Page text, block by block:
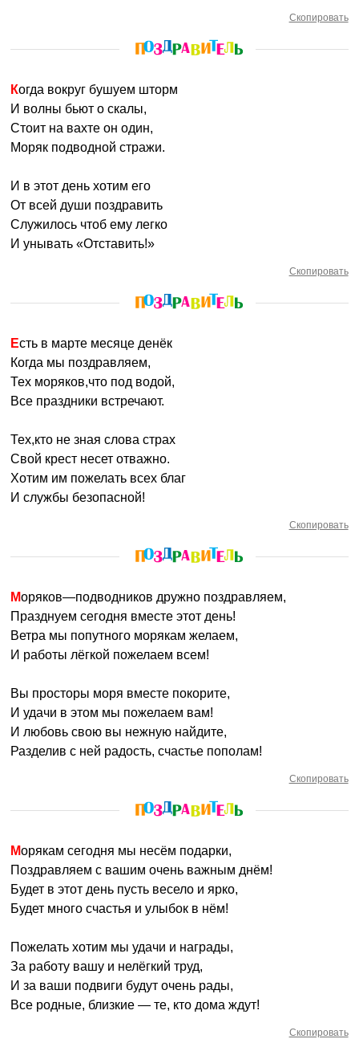
Скопировать
Когда вокруг бушуем шторм
И волны бьют о скалы,
Стоит на вахте он один,
Моряк подводной стражи.
И в этот день хотим его
От всей души поздравить
Служилось чтоб ему легко
И унывать «Отставить!»
Скопировать
Есть в марте месяце денёк
Когда мы поздравляем,
Тех моряков,что под водой,
Все праздники встречают.
Тех,кто не зная слова страх
Свой крест несет отважно.
Хотим им пожелать всех благ
И службы безопасной!
Скопировать
Моряков—подводников дружно поздравляем,
Празднуем сегодня вместе этот день!
Ветра мы попутного морякам желаем,
И работы лёгкой пожелаем всем!
Вы просторы моря вместе покорите,
И удачи в этом мы пожелаем вам!
И любовь свою вы нежную найдите,
Разделив с ней радость, счастье пополам!
Скопировать
Морякам сегодня мы несём подарки,
Поздравляем с вашим очень важным днём!
Будет в этот день пусть весело и ярко,
Будет много счастья и улыбок в нём!
Пожелать хотим мы удачи и награды,
За работу вашу и нелёгкий труд,
И за ваши подвиги будут очень рады,
Все родные, близкие — те, кто дома ждут!
Скопировать